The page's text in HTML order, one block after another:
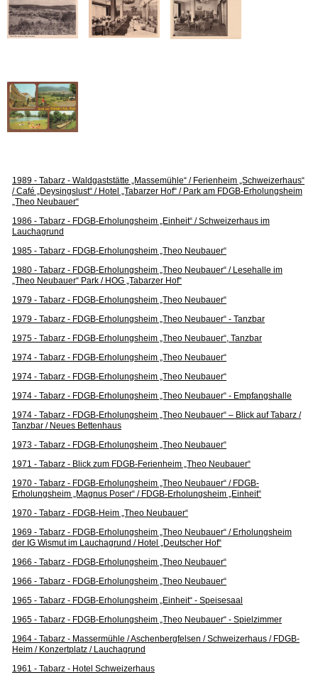
1989 - Tabarz - Waldgaststätte „Massemühle“ / Ferienheim „Schweizerhaus“
/ Café „Deysingslust“ / Hotel „Tabarzer Hof“ / Park am FDGB-Erholungsheim
„Theo Neubauer“
1986 - Tabarz - FDGB-Erholungsheim „Einheit“ / Schweizerhaus im
Lauchagrund
1985 - Tabarz - FDGB-Erholungsheim „Theo Neubauer“
1980 - Tabarz - FDGB-Erholungsheim „Theo Neubauer“ / Lesehalle im
„Theo Neubauer“ Park / HOG „Tabarzer Hof“
1979 - Tabarz - FDGB-Erholungsheim „Theo Neubauer“
1979 - Tabarz - FDGB-Erholungsheim „Theo Neubauer“ - Tanzbar
1975 - Tabarz - FDGB-Erholungsheim „Theo Neubauer“, Tanzbar
1974 - Tabarz - FDGB-Erholungsheim „Theo Neubauer“
1974 - Tabarz - FDGB-Erholungsheim „Theo Neubauer“
1974 - Tabarz - FDGB-Erholungsheim „Theo Neubauer“ - Empfangshalle
1974 - Tabarz - FDGB-Erholungsheim „Theo Neubauer“ – Blick auf Tabarz /
Tanzbar / Neues Bettenhaus
1973 - Tabarz - FDGB-Erholungsheim „Theo Neubauer“
1971 - Tabarz - Blick zum FDGB-Ferienheim „Theo Neubauer“
1970 - Tabarz - FDGB-Erholungsheim „Theo Neubauer“ / FDGB-
Erholungsheim „Magnus Poser“ / FDGB-Erholungsheim „Einheit“
1970 - Tabarz - FDGB-Heim „Theo Neubauer“
1969 - Tabarz - FDGB-Erholungsheim „Theo Neubauer“ / Erholungsheim
der IG Wismut im Lauchagrund / Hotel „Deutscher Hof“
1966 - Tabarz - FDGB-Erholungsheim „Theo Neubauer“
1966 - Tabarz - FDGB-Erholungsheim „Theo Neubauer“
1965 - Tabarz - FDGB-Erholungsheim „Einheit“ - Speisesaal
1965 - Tabarz - FDGB-Erholungsheim „Theo Neubauer“ - Spielzimmer
1964 - Tabarz - Massermühle / Aschenbergfelsen / Schweizerhaus / FDGB-
Heim / Konzertplatz / Lauchagrund
1961 - Tabarz - Hotel Schweizerhaus